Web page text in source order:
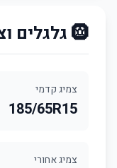
🛞 גלגלים וצמיגים
צמיג קדמי
185/65R15
צמיג אחורי